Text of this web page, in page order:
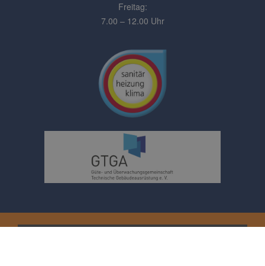
Freitag:
7.00 – 12.00 Uhr